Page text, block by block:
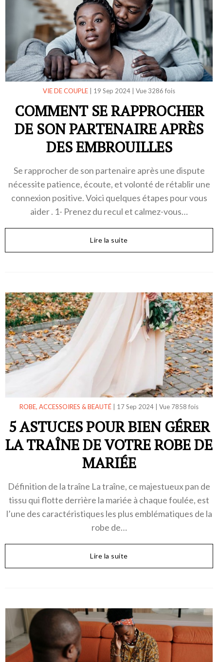
VIE DE COUPLE 19 Sep 2024 Vue 3286 fois
COMMENT SE RAPPROCHER
DE SON PARTENAIRE APRÈS
DES EMBROUILLES
Se rapprocher de son partenaire après une dispute
nécessite patience, écoute, et volonté de rétablir une
connexion positive. Voici quelques étapes pour vous
aider . 1- Prenez du recul et calmez-vous…
Lire la suite
ROBE, ACCESSOIRES & BEAUTÉ 17 Sep 2024 Vue 7858 fois
5 ASTUCES POUR BIEN GÉRER
LA TRAÎNE DE VOTRE ROBE DE
MARIÉE
Définition de la traîne La traîne, ce majestueux pan de
tissu qui flotte derrière la mariée à chaque foulée, est
l’une des caractéristiques les plus emblématiques de la
robe de…
Lire la suite